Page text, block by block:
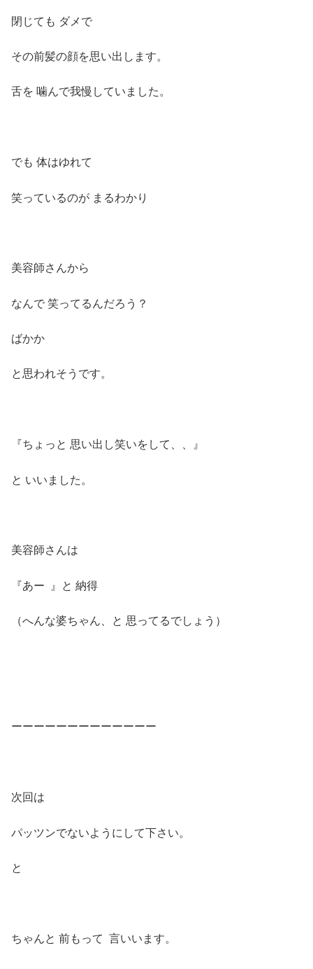
閉じても ダメで
その前髪の顔を思い出します。
舌を 噛んで我慢していました。
でも 体はゆれて
笑っているのが まるわかり
美容師さんから
なんで 笑ってるんだろう？
ばかか
と思われそうです。
『ちょっと 思い出し笑いをして、、』
と いいました。
美容師さんは
『あー 』と 納得
（へんな婆ちゃん、と 思ってるでしょう）
ーーーーーーーーーーーーー
次回は
パッツンでないようにして下さい。
と
ちゃんと 前もって 言いいます。